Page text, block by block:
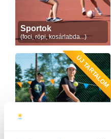
Sportok
(foci, röpi, kosárlabda...)
ÚJ TARTALOM